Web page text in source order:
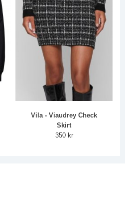
Vila - Viaudrey Check
Skirt
350 kr